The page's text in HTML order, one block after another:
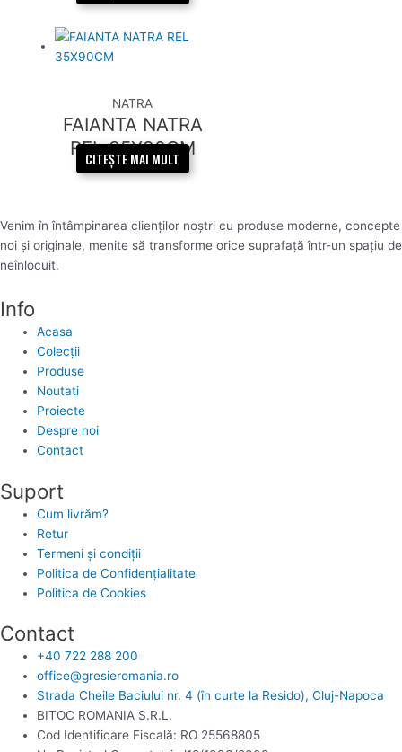
NATRA
FAIANTA NATRA
REL 35X90CM
CITEȘTE MAI MULT
Venim în întâmpinarea clienților noștri cu produse moderne, concepte
noi și originale, menite să transforme orice suprafață într-un spațiu de
neînlocuit.
Info
Acasa
Colecții
Produse
Noutati
Proiecte
Despre noi
Contact
Suport
Cum livrăm?
Retur
Termeni și condiții
Politica de Confidențialitate
Politica de Cookies
Contact
+40 722 288 200
office@gresieromania.ro
Strada Cheile Baciului nr. 4 (în curte la Resido), Cluj-Napoca
BITOC ROMANIA S.R.L.
Cod Identificare Fiscală: RO 25568805